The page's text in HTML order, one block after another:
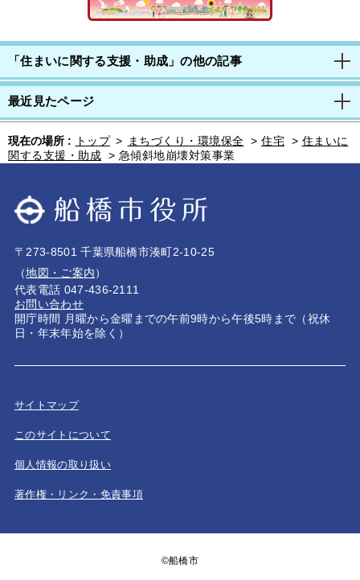
「住まいに関する支援・助成」の他の記事
最近見たページ
現在の場所 : トップ > まちづくり・環境保全 > 住宅 > 住まいに
関する支援・助成 > 急傾斜地崩壊対策事業
〒273-8501 千葉県船橋市湊町2-10-25
（地図・ご案内）
代表電話 047-436-2111
お問い合わせ
開庁時間 月曜から金曜までの午前9時から午後5時まで（祝休
日・年末年始を除く）
サイトマップ
このサイトについて
個人情報の取り扱い
著作権・リンク・免責事項
©船橋市